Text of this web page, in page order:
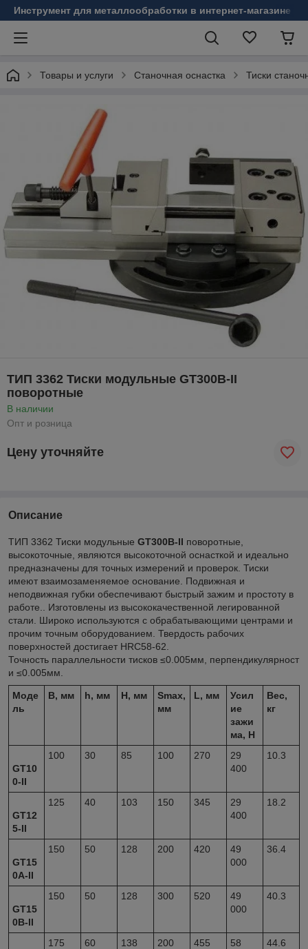
Инструмент для металлообработки в интернет-магазине
Товары и услуги Станочная оснастка Тиски
ТИП 3362 Тиски модульные GT300B-II
поворотные
В наличии
Опт и розница
Цену уточняйте
Описание
ТИП 3362 Тиски модульные GT300B-II поворотные,
высокоточные,
являются высокоточной оснасткой и идеально
предназначены для точных измерений и проверок. Тиски
имеют взаимозаменяемое основание. Подвижная и
неподвижная губки обеспечивают быстрый зажим и простоту в
работе.. Изготовлены из высококачественной легированной
стали. Широко используются с обрабатывающими центрами и
прочим точным оборудованием. Твердость рабочих
поверхностей достигает HRC58-62.
Точность параллельности тисков ≤0.005мм, перпендикулярност
и ≤0.005мм.
Моде
ль
B, мм h, мм H, мм Smax,
мм
L, мм
Усил
ие
зажи
ма, H
Вес,
кг
GT10
0-II
100 30 85 100 270
29
400
10.3
GT12
5-II
125 40 103 150 345
29
400
18.2
GT15
0A-II
150 50 128 200 420
49
000
36.4
GT15
0B-II
150 50 128 300 520
49
000
40.3
175 60 138 200 455
58
44.6